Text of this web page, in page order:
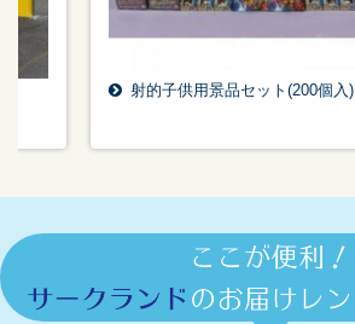
射的子供用景品セット(200個入)